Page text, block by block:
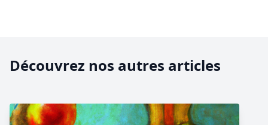
Découvrez nos autres articles